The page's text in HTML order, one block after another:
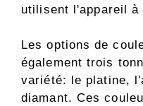
utilisent l'appareil
Les options de
également trois
variété: le platine,
diamant. Ces